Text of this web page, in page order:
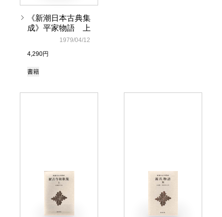
《新潮日本古典集
成》平家物語 上
4,290円
1979/04/12
書籍